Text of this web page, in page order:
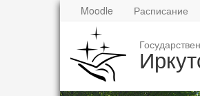
Moodle Расписание